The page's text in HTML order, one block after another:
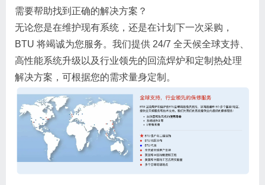
需要帮助找到正确的解决方案？
无论您是在维护现有系统，还是在计划下一次采购，
BTU 将竭诚为您服务。我们提供 24/7 全天候全球支持、
高性能系统升级以及行业领先的回流焊炉和定制热处理
解决方案，可根据您的需求量身定制。